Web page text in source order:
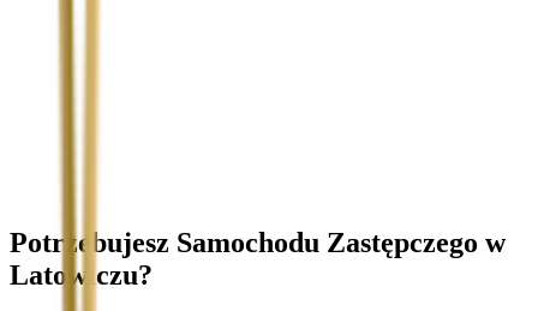
Potrzebujesz Samochodu Zastępczego w
Latowiczu?